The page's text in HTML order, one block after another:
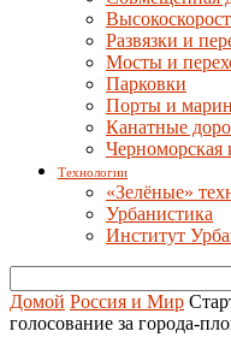
Развязки и
Мосты и
Парковки
Порты и
Канатные
Черноморская
Технологии
«Зелёные»
Урбанистика
Институт
Домой Россия и Мир
голосование за города-